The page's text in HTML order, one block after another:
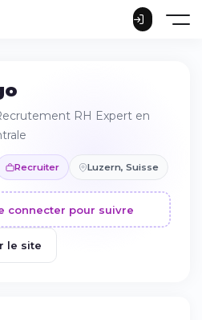
RH Expert en
Recruiter Luzern, Suisse
connecter pour suivre
le site